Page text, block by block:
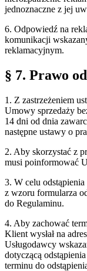
jednoznaczne z jej
6. Odpowiedź na
komunikacji
reklamacyjnym.
§ 7. Prawo
1. Z zastrzeżeniem
Umowy sprzedaży
14 dni od dnia
następne ustawy o
2. Aby skorzystać z
musi poinformować
3. W celu
z wzoru formularza
do Regulaminu.
4. Aby zachować
Klient wysłał na adres
Usługodawcy
dotyczącą
terminu do